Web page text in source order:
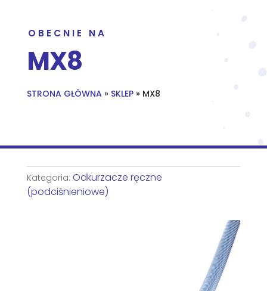
OBECNIE NA
MX8
STRONA GŁÓWNA» SKLEP» MX8
Kategoria: Odkurzacze ręczne
(podciśnieniowe)